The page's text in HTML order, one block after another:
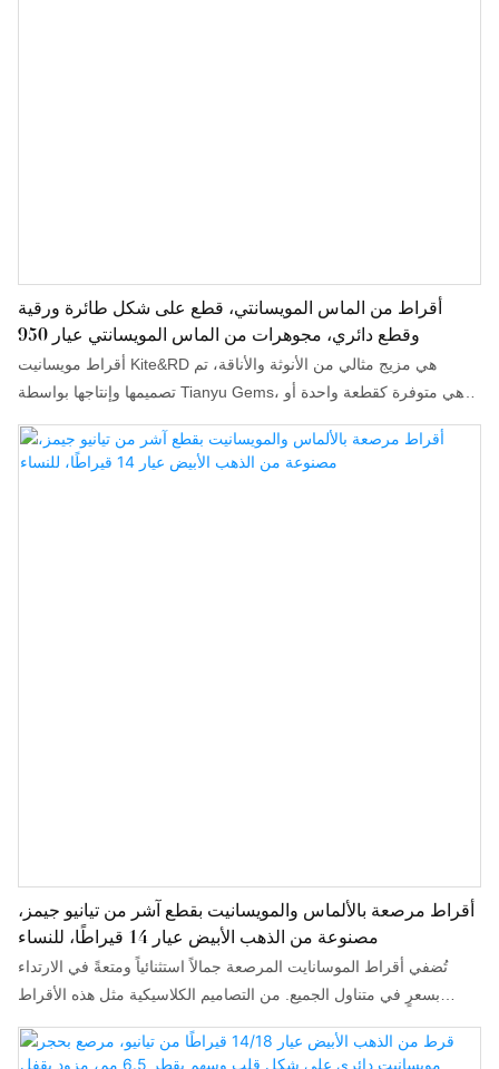
أقراط من الماس المويسانتي، قطع على شكل طائرة ورقية
وقطع دائري، مجوهرات من الماس المويسانتي عيار 950
أقراط مويسانيت Kite&RD هي مزيج مثالي من الأنوثة والأناقة، تم
تصميمها وإنتاجها بواسطة Tianyu Gems، وهي متوفرة كقطعة واحدة أو
أقراط مرصعة بالألماس والمويسانيت بقطع آشر من تيانيو جيمز،
مصنوعة من الذهب الأبيض عيار 14 قيراطًا، للنساء
تُضفي أقراط الموسانايت المرصعة جمالاً استثنائياً ومتعةً في الارتداء
بسعرٍ في متناول الجميع. من التصاميم الكلاسيكية مثل هذه الأقراط
وصولاً إلى التصاميم الفاخرة ذات العنقود، تُناسب أقراط الموسانايت جميع